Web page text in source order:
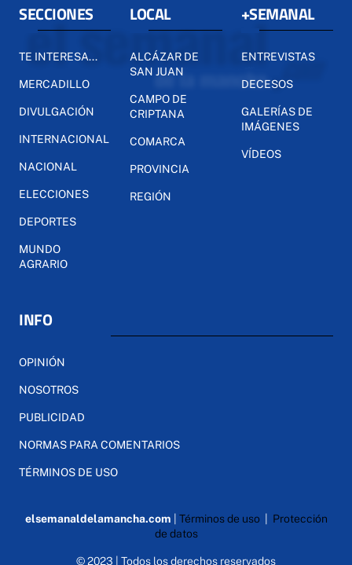
SECCIONES
TE INTERESA...
MERCADILLO
DIVULGACIÓN
INTERNACIONAL
NACIONAL
ELECCIONES
DEPORTES
MUNDO
AGRARIO
LOCAL
ALCÁZAR DE
SAN JUAN
CAMPO DE
CRIPTANA
COMARCA
PROVINCIA
REGIÓN
+SEMANAL
ENTREVISTAS
DECESOS
GALERÍAS DE
IMÁGENES
VÍDEOS
INFO
OPINIÓN
NOSOTROS
PUBLICIDAD
NORMAS PARA COMENTARIOS
TÉRMINOS DE USO
elsemanaldelamancha.com | Términos de uso| Protección
de datos
© 2023 | Todos los derechos reservados